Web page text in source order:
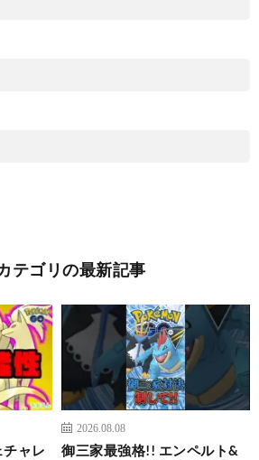
テゴリの最新記事
チャレ
2026.08.08
御三家最強格!! エンペルト&